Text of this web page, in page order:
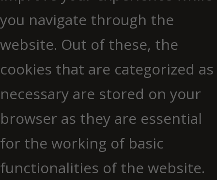
you navigate through the
website. Out of these, the
cookies that are categorized as
necessary are stored on your
browser as they are essential
for the working of basic
functionalities of the website.